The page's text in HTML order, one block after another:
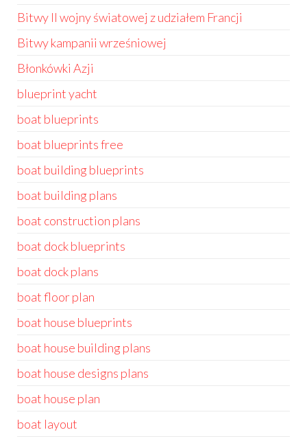
Bitwy II wojny światowej z udziałem Francji
Bitwy kampanii wrześniowej
Błonkówki Azji
blueprint yacht
boat blueprints
boat blueprints free
boat building blueprints
boat building plans
boat construction plans
boat dock blueprints
boat dock plans
boat floor plan
boat house blueprints
boat house building plans
boat house designs plans
boat house plan
boat layout